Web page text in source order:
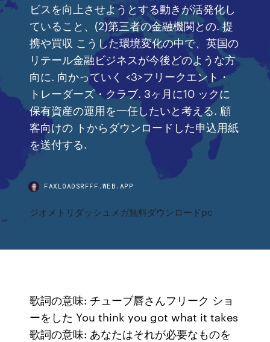
ビスを向上させようとする動きが活発化し
ていること、(2)第三者の金融機関との. 提
携や買収 こうした環境変化の中で、英国の
リテール金融ビジネスが今後どのような方
向に. 向かっていく <3>フリークエント・
トレーダーズ・クラブ. 3ヶ月に10 ックに
保有資産の運用を一任したいと考える. 顧
客向けの トからダウンロードした申込用紙
を送付する.
FAXLOADSRFFF.WEB.APP
ジオメトリダッシュメガ無料ダウンロードpc
歌詞の意味: チューブ唇さんフリーク ショ
ーをした You think you got what it takes
歌詞の意味: あなたはそれが必要なものを